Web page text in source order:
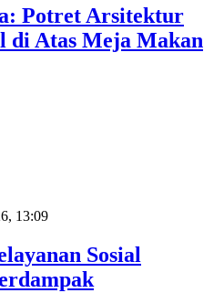
Potret Arsitektur
di Atas Meja Makan
13:09
Sosial